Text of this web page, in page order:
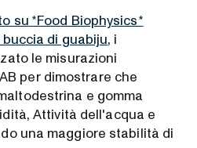
su *Food Biophysics*
di guabiju, i
le misurazioni
per dimostrare che
e gomma
Attività dell'acqua e
una maggiore stabilità di